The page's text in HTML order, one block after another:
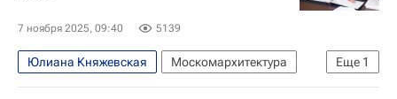
7 ноября 2025, 09:40 5139
Еще 1
Юлиана Княжевская
Москомархитектура
Москва